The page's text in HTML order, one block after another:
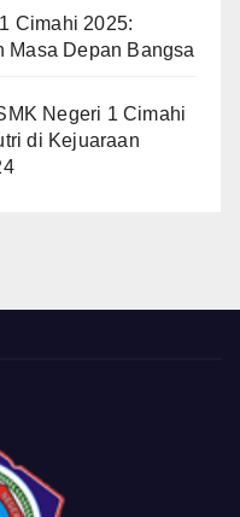
Cimahi 2025:
Masa Depan Bangsa
Negeri 1 Cimahi
di Kejuaraan